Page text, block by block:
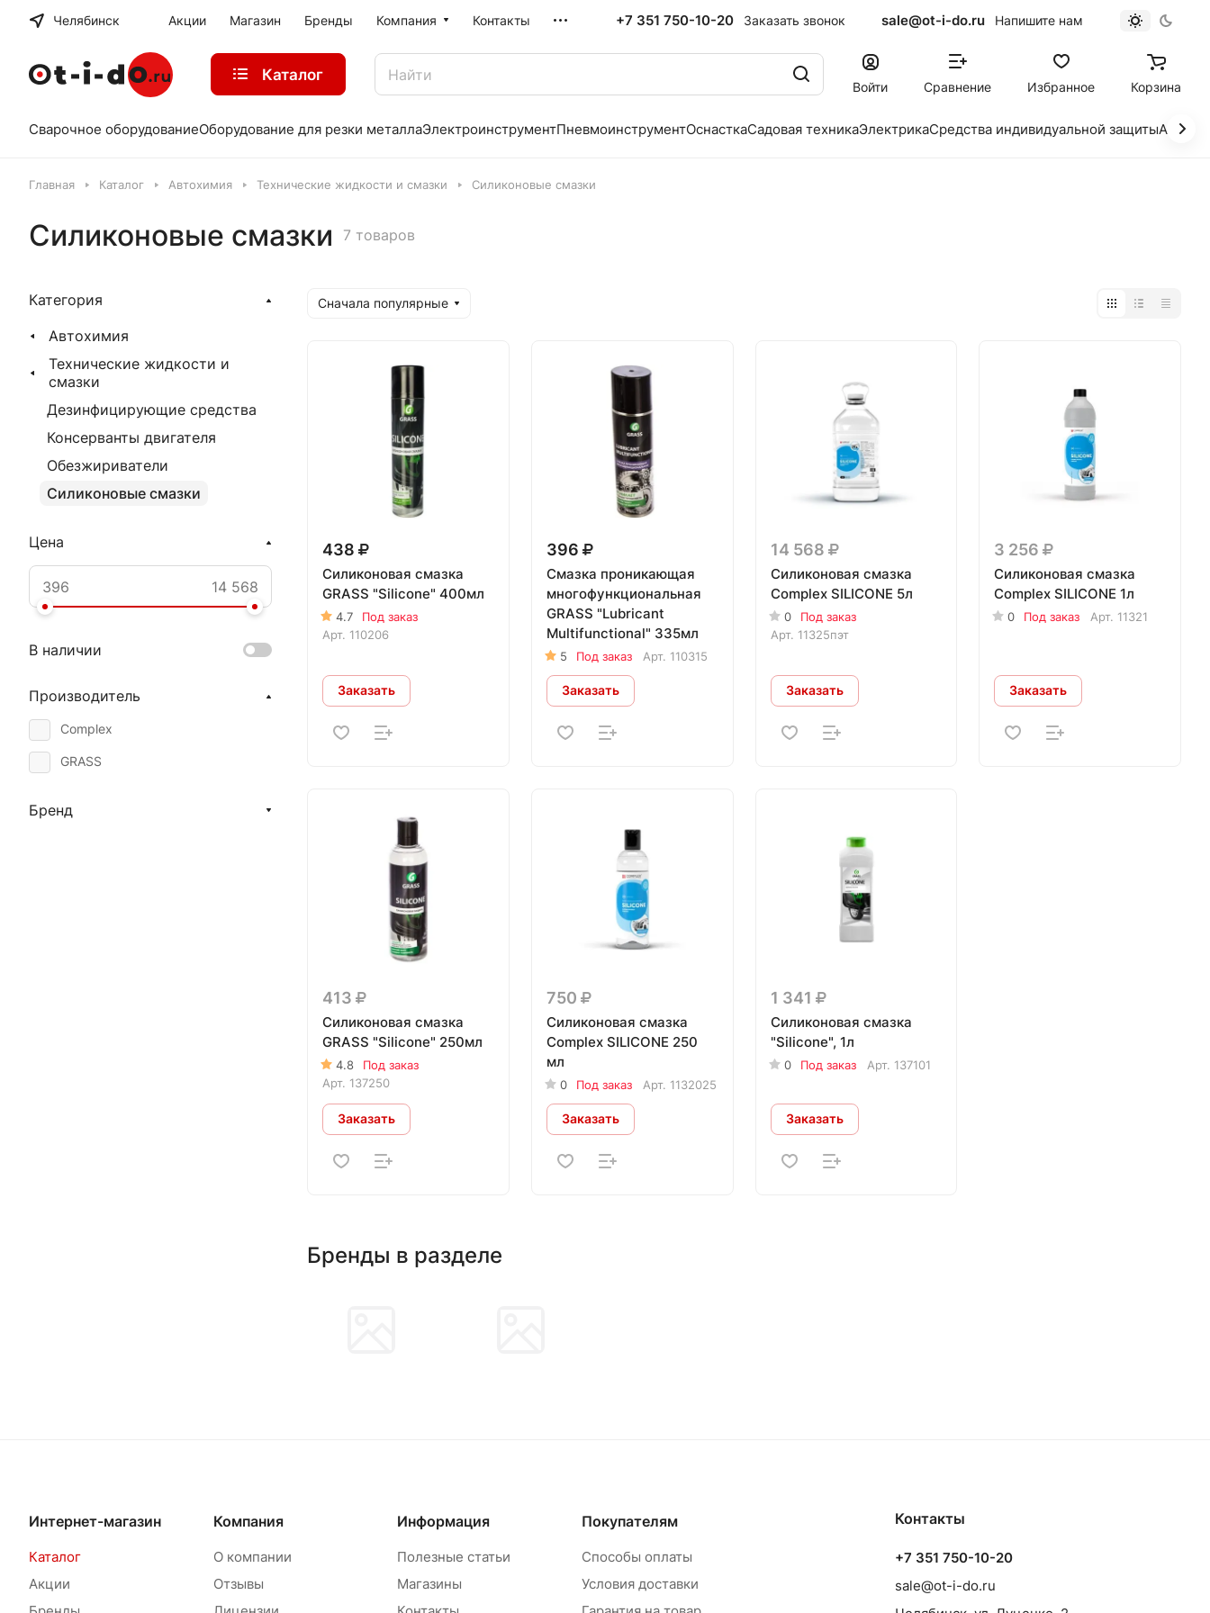
Челябинск Акции Магазин Бренды Компания Контакты +7 351 750-10-20 Заказать звонок sale@ot-i-do.ru Напишите нам
Каталог
Войти Сравнение Избранное Корзина
Сварочное оборудованиеОборудование для резки металлаЭлектроинструментПневмоинструментОснасткаСадовая техникаЭлектрикаСредства индивидуальной защиты
Главная Каталог Автохимия Технические жидкости и смазки Силиконовые смазки
Силиконовые смазки 7 товаров
Сначала популярные
438
Силиконовая смазка
GRASS "Silicone" 400мл
4.7
Под заказ
Арт. 110206
Заказать
396
Смазка проникающая
многофункциональная
GRASS "Lubricant
Multifunctional" 335мл
5 Под заказ Арт. 110315
Заказать
14 568
Силиконовая смазка
Complex SILICONE 5л
0
Под заказ
Арт. 11325пэт
Заказать
3 256
Силиконовая смазка
Complex SILICONE 1л
0 Под заказ Арт. 11321
Заказать
413
Силиконовая смазка
GRASS "Silicone" 250мл
4.8
Под заказ
Арт. 137250
Заказать
750
Силиконовая смазка
Complex SILICONE 250
мл
0 Под заказ Арт. 1132025
Заказать
1 341
Силиконовая смазка
"Silicone", 1л
0 Под заказ Арт. 137101
Заказать
Бренды в разделе
Категория
Автохимия
Технические жидкости и
смазки
Дезинфицирующие средства
Консерванты двигателя
Обезжириватели
Силиконовые смазки
Цена
В наличии
Производитель
Complex
GRASS
Бренд
Интернет-магазин
Каталог
Акции
Компания
О компании
Отзывы
Информация
Полезные статьи
Магазины
Покупателям
Способы оплаты
Условия доставки
Контакты
+7 351 750-10-20
sale@ot-i-do.ru